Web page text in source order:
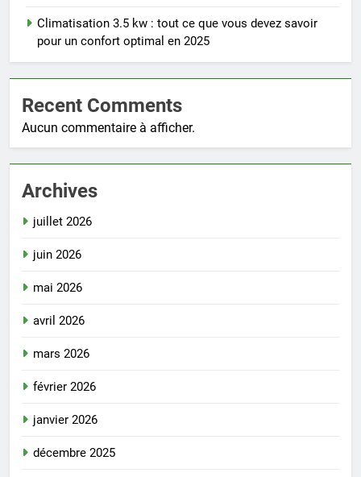
Climatisation 3.5 kw : tout ce que vous devez savoir
pour un confort optimal en 2025
Recent Comments
Aucun commentaire à afficher.
Archives
juillet 2026
juin 2026
mai 2026
avril 2026
mars 2026
février 2026
janvier 2026
décembre 2025